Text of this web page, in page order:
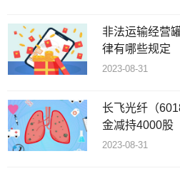
非法运输经营
律有哪些规定
2023-08-31
长飞光纤（
金减持4000股
2023-08-31